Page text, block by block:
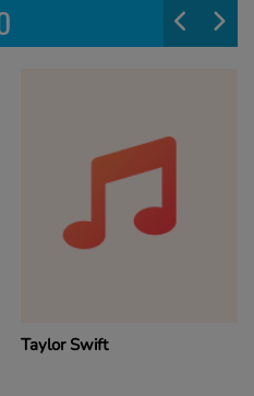
Taylor Swift